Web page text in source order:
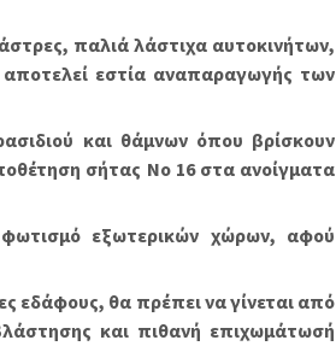
παλιά λάστιχα αυτοκινήτων,
εστία αναπαραγωγής των
και θάμνων όπου βρίσκουν
σήτας Νο 16 στα ανοίγματα
εξωτερικών χώρων, αφού
εδάφους, θα πρέπει να γίνεται από
και πιθανή επιχωμάτωσή